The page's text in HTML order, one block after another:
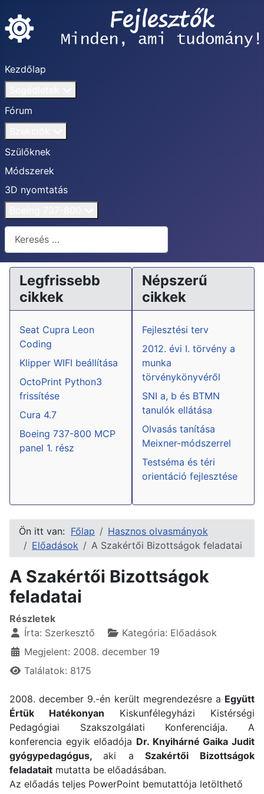
Kezdőlap
Fórum
Szülőknek
Módszerek
3D nyomtatás
Keresés...
Legfrissebb
cikkek
Seat Cupra Leon
Coding
Klipper WIFI beállítása
OctoPrint Python3
frissítése
Cura 4.7
Boeing 737-800 MCP
panel 1. rész
Népszerű
cikkek
Fejlesztési terv
2012. évi I. törvény a
munka
törvénykönyvéről
SNI a, b és BTMN
tanulók ellátása
Olvasás tanítása
Meixner-módszerrel
Testséma és téri
orientáció fejlesztése
Ön itt van: Főlap
Hasznos olvasmányok
Előadások
A Szakértői Bizottságok feladatai
A Szakértői Bizottságok
feladatai
Részletek
Írta: Szerkesztő Kategória: Előadások
Megjelent: 2008. december 19
Találatok: 8175
2008. december 9.-én került megrendezésre a Együtt
Értük Hatékonyan Kiskunfélegyházi Kistérségi
Pedagógiai Szakszolgálati Konferenciája. A
konferencia egyik előadója Dr. Knyihárné Gaika Judit
gyógypedagógus,aki a Szakértői Bizottságok
feladatait mutatta be előadásában.
Az előadás teljes PowerPoint bemutattója letölthető